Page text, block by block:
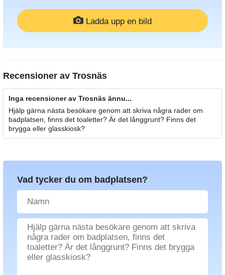
Ladda upp en bild
Recensioner av Trosnäs
Inga recensioner av Trosnäs ännu...
Hjälp gärna nästa besökare genom att skriva några rader om
badplatsen, finns det toaletter? Är det långgrunt? Finns det
brygga eller glasskiosk?
Vad tycker du om badplatsen?